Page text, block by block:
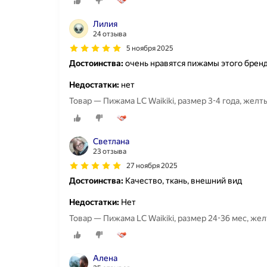
Лилия
24 отзыва
5 ноября 2025
Достоинства:очень нравятся пижамы этого
Недостатки: нет
Товар — Пижама LC Waikiki, размер 3-4 года,
Светлана
23 отзыва
27 ноября 2025
Достоинства: Качество, ткань, внешний вид
Недостатки: Нет
Товар — Пижама LC Waikiki, размер 24-36 мес,
Алена